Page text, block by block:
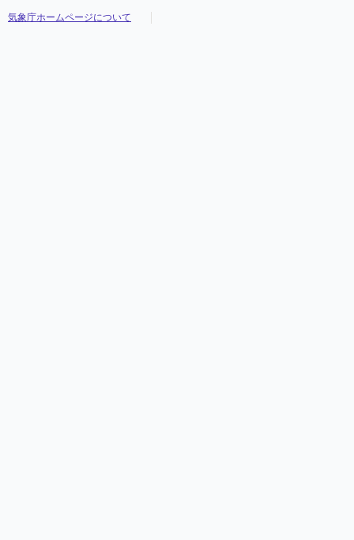
気象庁ホームページについて